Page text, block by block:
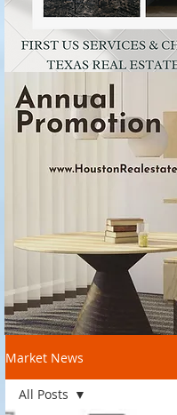
Market News
All Posts